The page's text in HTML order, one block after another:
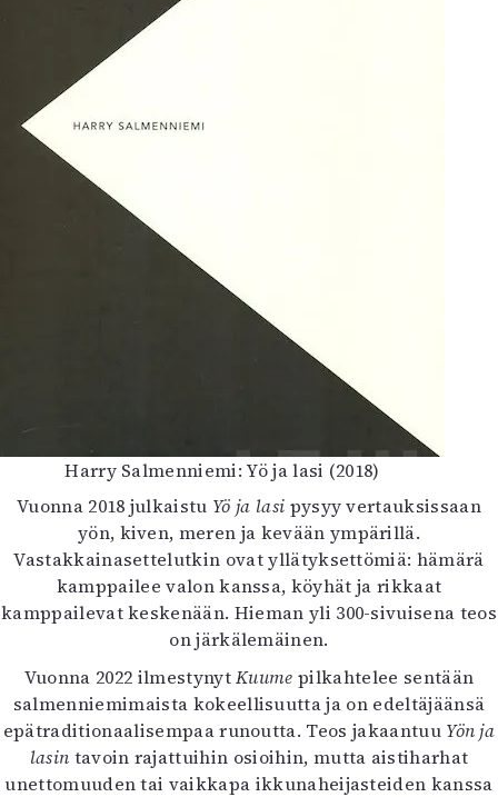
Harry Salmenniemi: Yö ja lasi (2018)
Vuonna 2018 julkaistu Yö ja lasi pysyy vertauksissaan
yön, kiven, meren ja kevään ympärillä.
Vastakkainasettelutkin ovat yllätyksettömiä: hämärä
kamppailee valon kanssa, köyhät ja rikkaat
kamppailevat keskenään. Hieman yli 300-sivuisena teos
on järkälemäinen.
Vuonna 2022 ilmestynytKuumepilkahtelee sentään
salmenniemimaista kokeellisuutta ja on edeltäjäänsä
epätraditionaalisempaa runoutta. Teos jakaantuu Yön ja
lasin tavoin rajattuihin osioihin, mutta aistiharhat
unettomuuden tai vaikkapa ikkunaheijasteiden kanssa